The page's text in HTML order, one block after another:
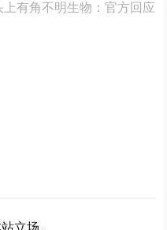
有角不明生物：官方回应